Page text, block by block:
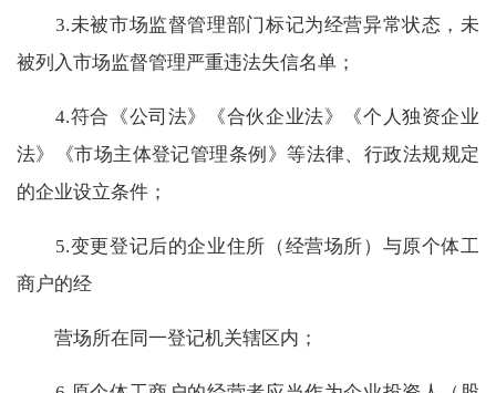
3.未被市场监督管理部门标记为经营异常状态，未
被列入市场监督管理严重违法失信名单；
4.符合《公司法》《合伙企业法》《个人独资企业
法》《市场主体登记管理条例》等法律、行政法规规定
的企业设立条件；
5.变更登记后的企业住所（经营场所）与原个体工
商户的经
营场所在同一登记机关辖区内；